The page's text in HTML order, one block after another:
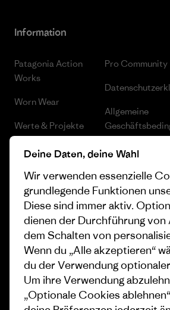
Information
Patagonia Action
Works
Worn Wear
Werte & Projekte
Progress Report
Business Unusual
Klimaziele
1% For The Planet
Wie wir finanzieren
Geschenkgutscheine
Stores in deiner Nähe
Pro Community
Allgemeine
Cookie
Karriere
Pressekontakt
Industry
Affiliate-
Patagonia
Deine Daten, deine Wahl
Wir verwenden essenzielle
grundlegende Funktionen
Diese sind immer aktiv.
dienen der Durchführung von
dem Schalten von
Wenn du „Alle akzeptieren“
du der Verwendung
Um ihre Verwendung
„Optionale Cookies